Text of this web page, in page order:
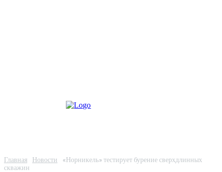
Главная Новости
«Норникель» тестирует бурение сверхдлинных
скважин